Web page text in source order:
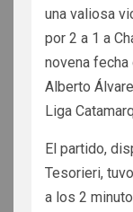
una valiosa
por 2 a 1 a
novena
Alberto
Liga
El partido,
Tesorieri,
a los 2